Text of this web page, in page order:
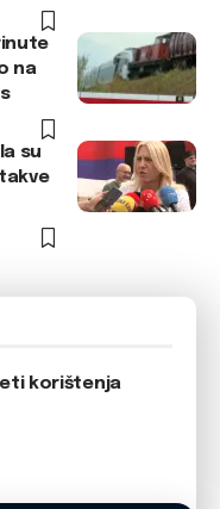
na
su
korištenja